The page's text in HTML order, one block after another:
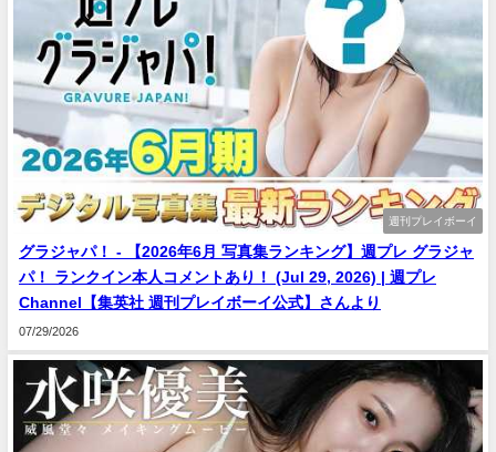
週刊プレイボーイ
グラジャパ！ - 【2026年6月 写真集ランキング】週プレ グラジャ
パ！ ランクイン本人コメントあり！ (Jul 29, 2026) | 週プレ
Channel【集英社 週刊プレイボーイ公式】さんより
07/29/2026